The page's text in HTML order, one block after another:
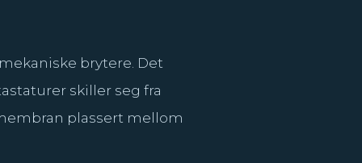
brytere. Det
skiller seg fra
plassert mellom